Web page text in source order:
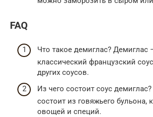
FAQ
Что такое демиглас? Демиглас
классический французский
других соусов.
Из чего состоит соус
состоит из говяжьего бульона,
овощей и специй.